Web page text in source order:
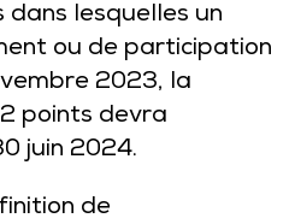
dans lesquelles un
ou de participation
2023, la
points devra
juin 2024.
de